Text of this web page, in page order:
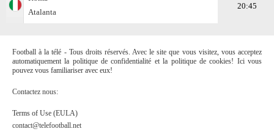
Atalanta
20:45
Football à la télé - Tous droits réservés. Avec le site que vous visitez, vous acceptez
automatiquement la politique de confidentialité et la politique de cookies! Ici vous
pouvez vous familiariser avec eux!
Contactez nous:
Terms of Use (EULA)
contact@telefootball.net